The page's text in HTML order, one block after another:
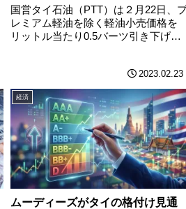
国営タイ石油（PTT）は２月22日、
レミアム軽油を除く軽油小売価格を
リットル当たり0.5バーツ引き下げ
前５時適用）ガソリン小売価格の推
移（過去６カ月）
2023.02.23
経済
ムーディーズがタイの格付け見通